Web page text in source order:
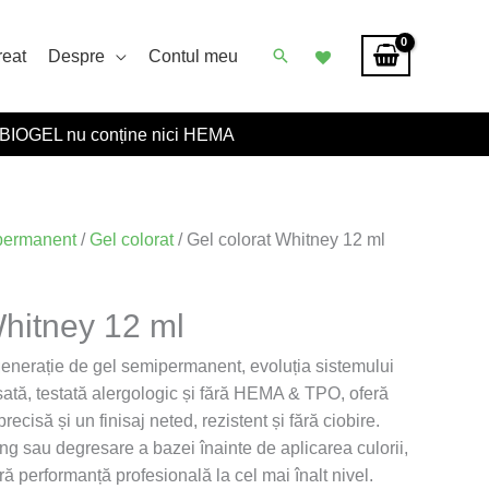
Despre Contul meu Caută
BIOGEL nu conține nici HEMA
/Gel colorat/ Gel colorat Whitney 12 ml
12 ml
de gel semipermanent, evoluția sistemului
testată alergologic și fără HEMA & TPO, oferă
și un finisaj neted, rezistent și fără ciobire.
sau degresare a bazei înainte de aplicarea culorii,
performanță profesională la cel mai înalt nivel.